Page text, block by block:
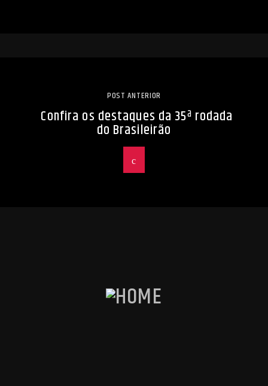
POST ANTERIOR
Confira os destaques da 35ª rodada
do Brasileirão